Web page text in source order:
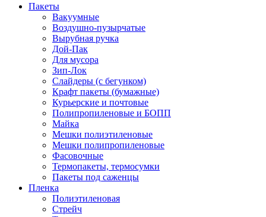
Пакеты
Вакуумные
Воздушно-пузырчатые
Вырубная ручка
Дой-Пак
Для мусора
Зип-Лок
Слайдеры (с бегунком)
Крафт пакеты (бумажные)
Курьерские и почтовые
Полипропиленовые и БОПП
Майка
Мешки полиэтиленовые
Мешки полипропиленовые
Фасовочные
Термопакеты, термосумки
Пакеты под саженцы
Пленка
Полиэтиленовая
Стрейч